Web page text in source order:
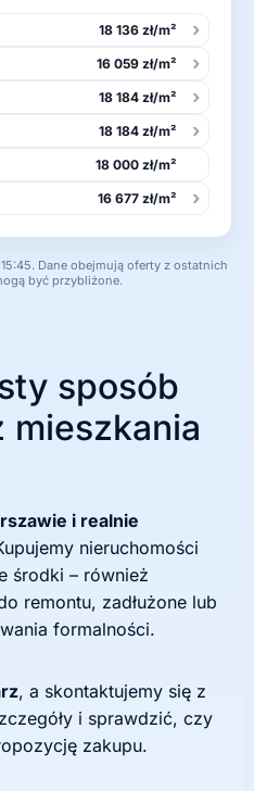
18 136 zł/m² ›
16 059 zł/m² ›
18 184 zł/m² ›
18 184 zł/m² ›
18 000 zł/m²
16 677 zł/m² ›
Dane obejmują oferty z ostatnich
być przybliżone.
sposób
mieszkania
i realnie
nieruchomości
środki – również
remontu, zadłużone lub
formalności.
, a skontaktujemy się z
i sprawdzić, czy
zakupu.